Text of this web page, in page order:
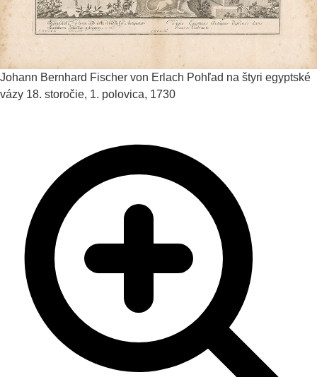
Johann Bernhard Fischer von Erlach Pohľad na štyri egyptské
vázy 18. storočie, 1. polovica, 1730